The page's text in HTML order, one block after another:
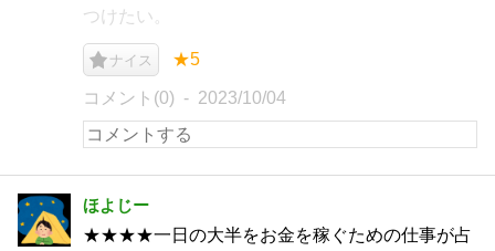
つけたい。
ナイス ★5
コメント(0) 2023/10/04
ほよじー
★★★★一日の大半をお金を稼ぐための仕事が占